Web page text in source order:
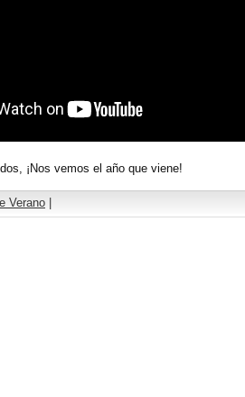
¡Nos vemos el año que viene!
Verano